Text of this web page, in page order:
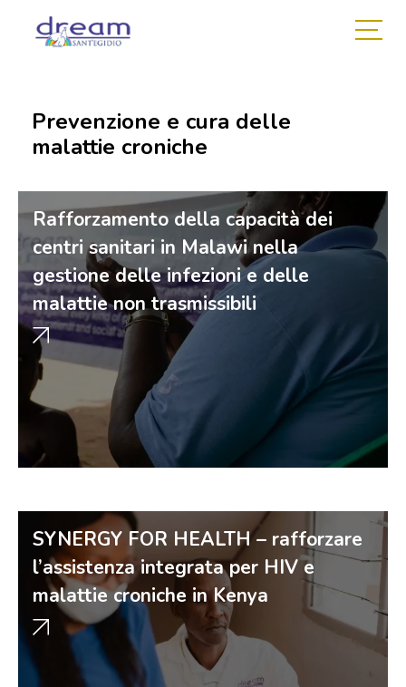
Prevenzione e cura delle
malattie croniche
Rafforzamento della capacità dei
centri sanitari in Malawi nella
gestione delle infezioni e delle
malattie non trasmissibili
SYNERGY FOR HEALTH – rafforzare
l’assistenza integrata per HIV e
malattie croniche in Kenya